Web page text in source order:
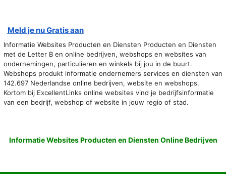
Meld je nu Gratis aan
Informatie Websites Producten en Diensten Producten en Diensten
met de Letter B en online bedrijven, webshops en websites van
ondernemingen, particulieren en winkels bij jou in de buurt.
Webshops produkt informatie ondernemers services en diensten van
142.697 Nederlandse online bedrijven, website en webshops.
Kortom bij ExcellentLinks online websites vind je bedrijfsinformatie
van een bedrijf, webshop of website in jouw regio of stad.
Informatie Websites Producten en Diensten Online Bedrijven